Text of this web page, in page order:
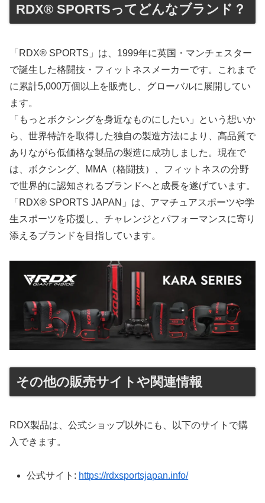
RDX® SPORTSってどんなブランド？
「RDX® SPORTS」は、1999年に英国・マンチェスター
で誕生した格闘技・フィットネスメーカーです。これまで
に累計5,000万個以上を販売し、グローバルに展開してい
ます。
「もっとボクシングを身近なものにしたい」という想いか
ら、世界特許を取得した独自の製造方法により、高品質で
ありながら低価格な製品の製造に成功しました。現在で
は、ボクシング、MMA（格闘技）、フィットネスの分野
で世界的に認知されるブランドへと成長を遂げています。
「RDX® SPORTS JAPAN」は、アマチュアスポーツや学
生スポーツを応援し、チャレンジとパフォーマンスに寄り
添えるブランドを目指しています。
その他の販売サイトや関連情報
RDX製品は、公式ショップ以外にも、以下のサイトで購
入できます。
公式サイト: https://rdxsportsjapan.info/